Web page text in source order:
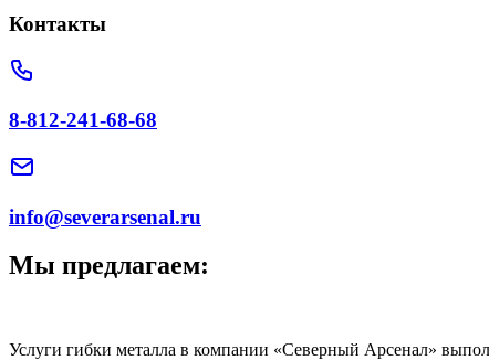
Контакты
8-812-241-68-68
info@severarsenal.ru
Мы предлагаем:
Услуги гибки металла в компании «Северный Арсенал»